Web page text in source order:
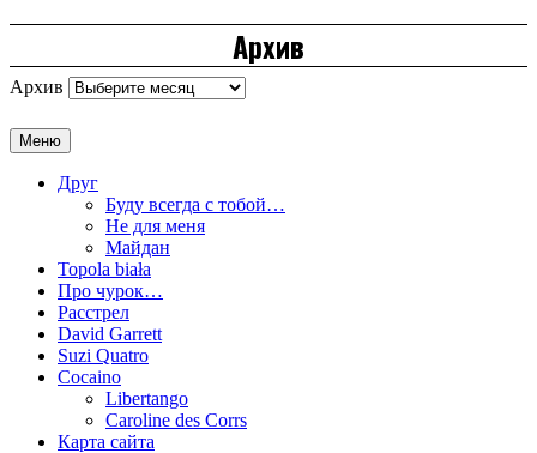
Архив
Архив
Меню
Друг
Буду всегда с тобой…
Не для меня
Майдан
Topola biała
Про чурок…
Расстрел
David Garrett
Suzi Quatro
Cocaino
Libertango
Caroline des Corrs
Карта сайта